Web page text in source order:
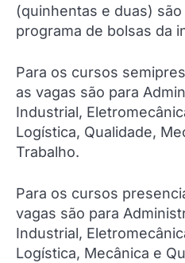
(quinhentas e duas)
programa de bolsas da
Para os cursos
as vagas são para
Industrial,
Logística, Qualidade,
Trabalho.
Para os cursos
vagas são para
Industrial,
Logística, Mecânica e